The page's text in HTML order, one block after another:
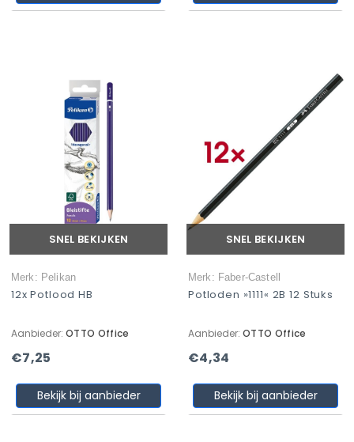
SNEL BEKIJKEN
Merk: Pelikan
12x Potlood HB
Aanbieder: OTTO Office
€7,25
Bekijk bij aanbieder
SNEL BEKIJKEN
Merk: Faber-Castell
Potloden »1111« 2B 12 Stuks
Aanbieder: OTTO Office
€4,34
Bekijk bij aanbieder